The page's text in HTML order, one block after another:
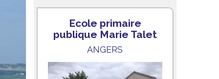
Ecole primaire
publique Marie Talet
ANGERS